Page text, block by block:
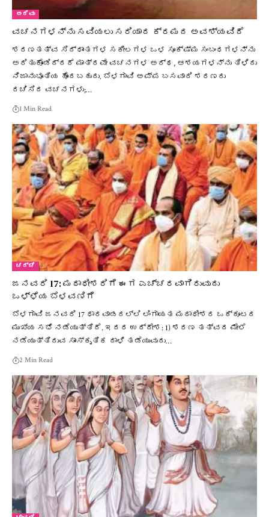
ಅರಿವು
ವಚನಗಳನ್ನು ಸವಿಯಲು ಸರಿಯಾದ ಕ್ರಮದ ಅವಶ್ಯವಿದೆ
ಶರಣತತ್ವ ಸಿದ್ಧಾಂತಗಳ ಸಕೀಲಗಳ ಒಳ ಸೂಕ್ಷ್ಮ ಸಂಬಂಧಗಳನ್ನು
ಅರಿತುಕೊಂಡಿದ್ದರೆ ಮಾತ್ರವೇ ವಚನಗಳ ಅರ್ಥ, ಆಶಯಗಳನ್ನು ತಿಳಿದು
ನಿಜಾನುಭೂತಿಯ ಹೊಂದಬಹುದು. ಬೆಳಗಾವಿ ಅಪ್ಪ ಬಸವಾದಿ ಶರಣರು
ರಚಿಸಿದ ವಚನಗಳು;…
1 Min Read
ಚರ್ಚೆ
ಜನವರಿ 17: ಮಠಾಧೀಶರಿಗೆ ಈಗ ಎಚ್ಚರವಾಗಿರುವುದು
ಒಳ್ಳೆಯ ಬೆಳವಣಿಗೆ
ಬೆಳಗಾವಿ ಜನವರಿ 17 ಧಾರವಾಡದಲ್ಲಿ ಲಿಂಗಾಯತ ಮಠಾಧೀಶರ ಒಕ್ಕೂಟದ
ಮುಖ್ಯ ಸಭೆ ನಡೆಯುತ್ತಿದೆ. ಇದರ ಉದ್ದೇಶ: 1) ಶರಣ ತತ್ವದ ಮೇಲೆ
ನಡೆಯುತ್ತಿರುವ ಸಾಂಸ್ಕೃತಿಕ ದಾಳಿ ತಡೆಯುವುದು…
2 Min Read